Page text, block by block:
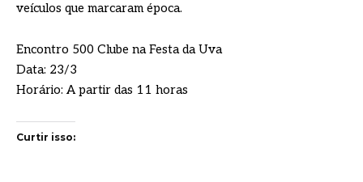
veículos que marcaram época.
Encontro 500 Clube na Festa da Uva
Data: 23/3
Horário: A partir das 11 horas
Curtir isso: